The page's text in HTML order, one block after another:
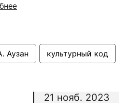
Аузан культурный код
21 нояб. 2023